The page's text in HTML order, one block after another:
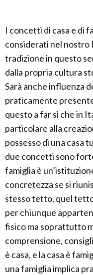
I concetti di casa e di
considerati nel nostro
tradizione in questo
dalla propria cultura
Sarà anche influenza
praticamente
questo a far sì che in
particolare alla
possesso di una
due concetti sono
famiglia è
concretezza se si
stesso tetto, quel
per chiunque
fisico ma soprattutto
comprensione,
è casa, e la casa è
una famiglia implica